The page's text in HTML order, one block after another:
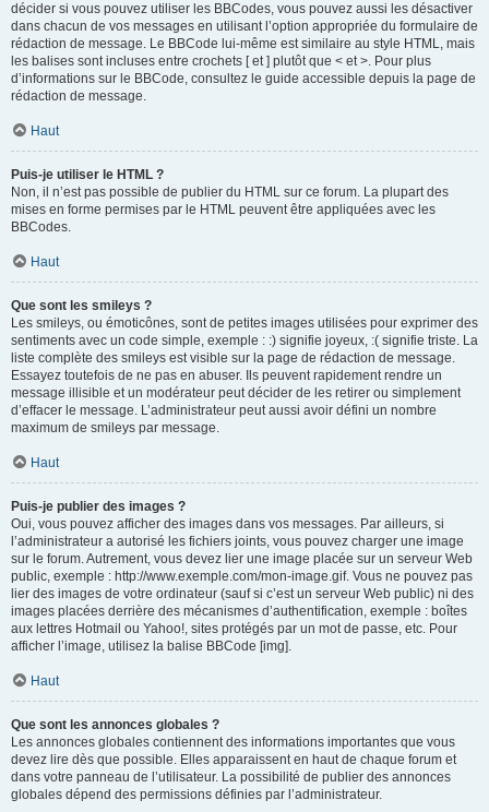
décider si vous pouvez utiliser les BBCodes, vous pouvez aussi les désactiver
dans chacun de vos messages en utilisant l’option appropriée du formulaire de
rédaction de message. Le BBCode lui-même est similaire au style HTML, mais
les balises sont incluses entre crochets [ et ] plutôt que < et >. Pour plus
d’informations sur le BBCode, consultez le guide accessible depuis la page de
rédaction de message.
Haut
Puis-je utiliser le HTML ?
Non, il n’est pas possible de publier du HTML sur ce forum. La plupart des
mises en forme permises par le HTML peuvent être appliquées avec les
BBCodes.
Haut
Que sont les smileys ?
Les smileys, ou émoticônes, sont de petites images utilisées pour exprimer des
sentiments avec un code simple, exemple : :) signifie joyeux, :( signifie triste. La
liste complète des smileys est visible sur la page de rédaction de message.
Essayez toutefois de ne pas en abuser. Ils peuvent rapidement rendre un
message illisible et un modérateur peut décider de les retirer ou simplement
d’effacer le message. L’administrateur peut aussi avoir défini un nombre
maximum de smileys par message.
Haut
Puis-je publier des images ?
Oui, vous pouvez afficher des images dans vos messages. Par ailleurs, si
l’administrateur a autorisé les fichiers joints, vous pouvez charger une image
sur le forum. Autrement, vous devez lier une image placée sur un serveur Web
public, exemple : http://www.exemple.com/mon-image.gif. Vous ne pouvez pas
lier des images de votre ordinateur (sauf si c’est un serveur Web public) ni des
images placées derrière des mécanismes d’authentification, exemple : boîtes
aux lettres Hotmail ou Yahoo!, sites protégés par un mot de passe, etc. Pour
afficher l’image, utilisez la balise BBCode [img].
Haut
Que sont les annonces globales ?
Les annonces globales contiennent des informations importantes que vous
devez lire dès que possible. Elles apparaissent en haut de chaque forum et
dans votre panneau de l’utilisateur. La possibilité de publier des annonces
globales dépend des permissions définies par l’administrateur.